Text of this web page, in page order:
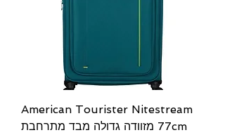
American Tourister Nitestream
77cm מזוודה גדולה מבד מתרחבת